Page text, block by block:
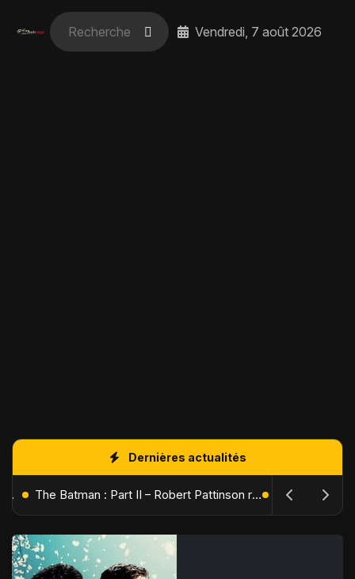
Vendredi, 7 août 2026
Dernières actualités
L'Âge de Glace : Le Réveil du Volcan – Manny, Sid et Diego de retour pour une aventure explosive The Batman : Part II – Robert Pattinson replonge dans les ténèbres de Gotham dès octobre 2027